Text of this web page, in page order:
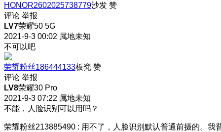
HONOR2602025738779沙发 赞
评论 举报
LV7荣耀50 5G
2021-9-3 00:02 属地未知
不可以吧
荣耀粉丝186444133板凳 赞
评论 举报
LV8荣耀30 Pro
2021-9-3 07:22 属地未知
不能，人脸识别可以用吗？
荣耀粉丝213885490 : 用不了，人脸识别默认普通前摄的。我